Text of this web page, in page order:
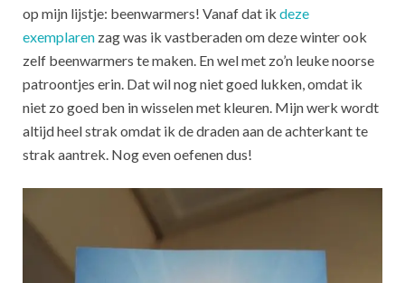
op mijn lijstje: beenwarmers! Vanaf dat ik deze
exemplaren zag was ik vastberaden om deze winter ook
zelf beenwarmers te maken. En wel met zo’n leuke noorse
patroontjes erin. Dat wil nog niet goed lukken, omdat ik
niet zo goed ben in wisselen met kleuren. Mijn werk wordt
altijd heel strak omdat ik de draden aan de achterkant te
strak aantrek. Nog even oefenen dus!